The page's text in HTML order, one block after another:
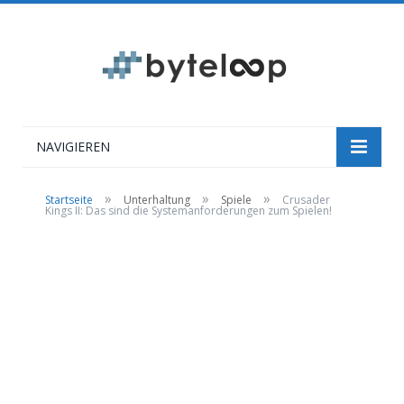
NAVIGIEREN
Startseite » Unterhaltung » Spiele » Crusader
Kings II: Das sind die Systemanforderungen zum Spielen!